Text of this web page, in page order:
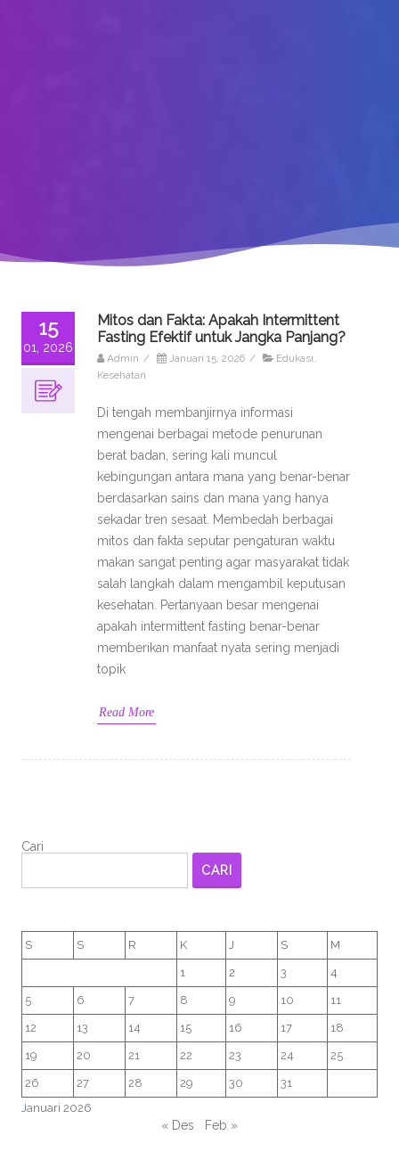
15
01, 2026
Mitos dan Fakta: Apakah Intermittent
Fasting Efektif untuk Jangka Panjang?
Admin / Januari 15, 2026 / Edukasi,
Kesehatan
Di tengah membanjirnya informasi
mengenai berbagai metode penurunan
berat badan, sering kali muncul
kebingungan antara mana yang benar-benar
berdasarkan sains dan mana yang hanya
sekadar tren sesaat. Membedah berbagai
mitos dan fakta seputar pengaturan waktu
makan sangat penting agar masyarakat tidak
salah langkah dalam mengambil keputusan
kesehatan. Pertanyaan besar mengenai
apakah intermittent fasting benar-benar
memberikan manfaat nyata sering menjadi
topik
Read More
Cari
CARI
Januari 2026
S S R K J S M
1 2 3 4
5 6 7 8 9 10 11
12 13 14 15 16 17 18
19 20 21 22 23 24 25
26 27 28 29 30 31
« Des Feb »